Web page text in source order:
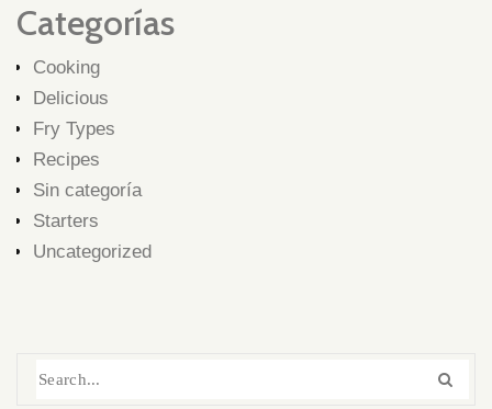
Categorías
Cooking
Delicious
Fry Types
Recipes
Sin categoría
Starters
Uncategorized